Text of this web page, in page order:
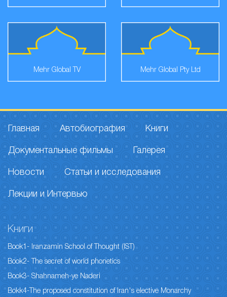
Mehr Global TV Mehr Global Pty Ltd
Главная Автобиография Книги
Документальные фильмы Галерея
Новости Статьи и исследования
Лекции и Интервью
Книги
Book1- Iranzamin School of Thought (IST)
Book2- The secret of world phonetics
Book3- Shahnameh-ye Naderi
Bokk4-The proposed constitution of Iran's elective Monarchy